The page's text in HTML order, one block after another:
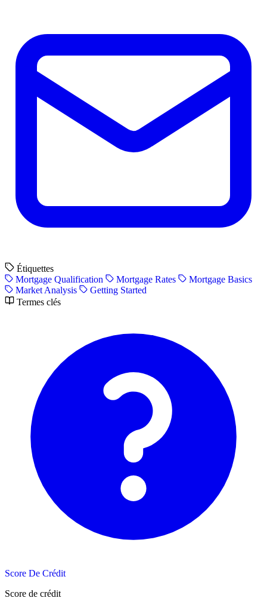
Étiquettes
Mortgage Qualification
Mortgage Rates
Mortgage Basics
Market Analysis
Getting Started
Termes clés
Score De Crédit
Score de crédit